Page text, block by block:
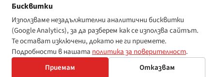
© 2026 Disability World. Всички права запазени. Настройки за бисквитки
DeutschEspañol 简体中文PolskiFrançais
Бисквитки
Използваме незадължителни аналитични бисквитки
(Google Analytics), за да разберем как се използва сайтът.
Те остават изключени, докато не ги приемете.
Подробности в нашата политика за поверителност.
Приемам
Отказвам